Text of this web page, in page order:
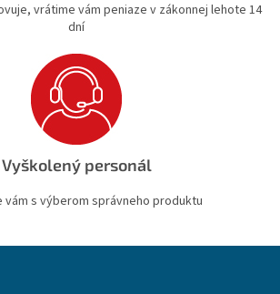
vrátime vám peniaze v zákonnej lehote 14
dní
Vyškolený personál
vám s výberom správneho produktu